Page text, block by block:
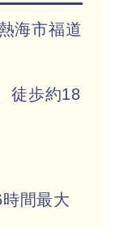
海市福道
徒歩約18
間最大